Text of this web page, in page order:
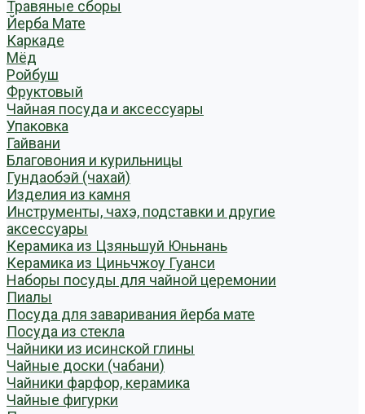
Травяные сборы
Йерба Мате
Каркаде
Мёд
Ройбуш
Фруктовый
Чайная посуда и аксессуары
Упаковка
Гайвани
Благовония и курильницы
Гундаобэй (чахай)
Изделия из камня
Инструменты, чахэ, подставки и другие
аксессуары
Керамика из Цзяньшуй Юньнань
Керамика из Циньчжоу Гуанси
Наборы посуды для чайной церемонии
Пиалы
Посуда для заваривания йерба мате
Посуда из стекла
Чайники из исинской глины
Чайные доски (чабани)
Чайники фарфор, керамика
Чайные фигурки